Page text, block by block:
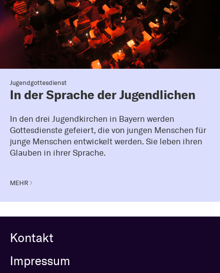
Jugendgottesdienst
In der Sprache der Jugendlichen
In den drei Jugendkirchen in Bayern werden
Gottesdienste gefeiert, die von jungen Menschen für
junge Menschen entwickelt werden. Sie leben ihren
Glauben in ihrer Sprache.
MEHR
Kontakt
Impressum